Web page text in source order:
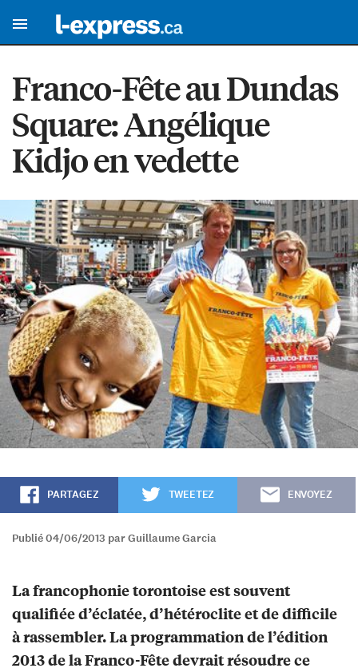
Franco-Fête au Dundas
Square: Angélique
Kidjo en vedette
PARTAGEZ TWEETEZ ENVOYEZ
Publié 04/06/2013 par Guillaume Garcia
La francophonie torontoise est souvent
qualifiée d’éclatée, d’hétéroclite et de difficile
à rassembler. La programmation de l’édition
2013 de la Franco-Fête devrait résoudre ce